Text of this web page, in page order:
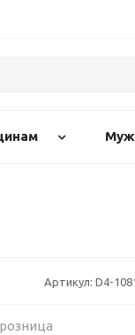
Артикул: D4-
розница